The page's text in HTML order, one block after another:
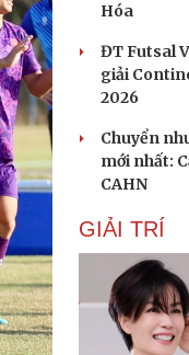
Hóa
ĐT Futsal
giải
2026
Chuyển
mới nhất:
CAHN
GIẢI TRÍ